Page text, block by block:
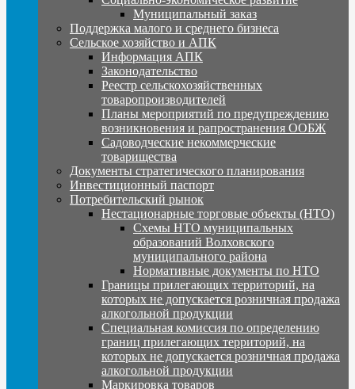
Муниципальный заказ
Поддержка малого и среднего бизнеса
Сельское хозяйство и АПК
Информация АПК
Законодательство
Реестр сельскохозяйственных
товаропроизводителей
Планы мероприятий по предупреждению
возникновения и рапространения ООБЖ
Садоводческие некоммерческие
товарищества
Документы стратегического планирования
Инвестиционный паспорт
Потребительский рынок
Нестационарные торговые объекты (НТО)
Схемы НТО муниципальных
образований Волховского
муниципального района
Нормативные документы по НТО
Границы прилегающих территорий, на
которых не допускается розничная продажа
алкогольной продукции
Специальная комиссия по определению
границ прилегающих территорий, на
которых не допускается розничная продажа
алкогольной продукции
Маркировка товаров